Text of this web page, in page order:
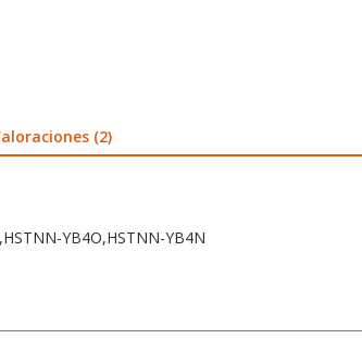
(2)
YB4O,HSTNN-YB4N